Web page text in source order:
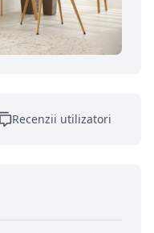
Recenzii utilizatori